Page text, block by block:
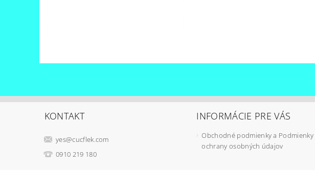
KONTAKT
yes@cucflek.com
0910 219 180
INFORMÁCIE PRE VÁS
Obchodné podmienky a Podmienky
ochrany osobných údajov